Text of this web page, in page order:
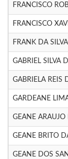
FRANCISCO
FRANCISCO
FRANK DA
GABRIEL SILVA
GABRIELA REIS
GARDEANE
GEANE ARAUJO
GEANE BRITO
GEANE DOS